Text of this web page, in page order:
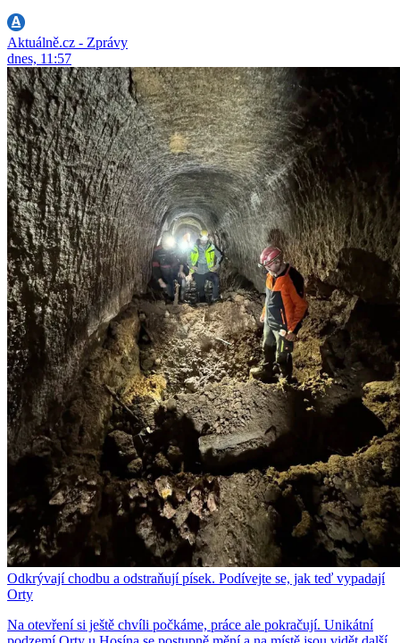
Aktuálně.cz - Zprávy
dnes, 11:57
Odkrývají chodbu a odstraňují písek. Podívejte se, jak teď vypadají
Orty
Na otevření si ještě chvíli počkáme, práce ale pokračují. Unikátní